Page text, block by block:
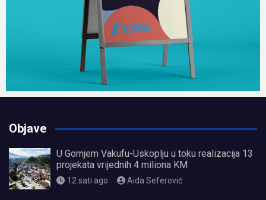
Objave
U Gornjem Vakufu-Uskoplju u toku realizacija 13
projekata vrijednih 4 miliona KM
12 sati ago Aida Seferović